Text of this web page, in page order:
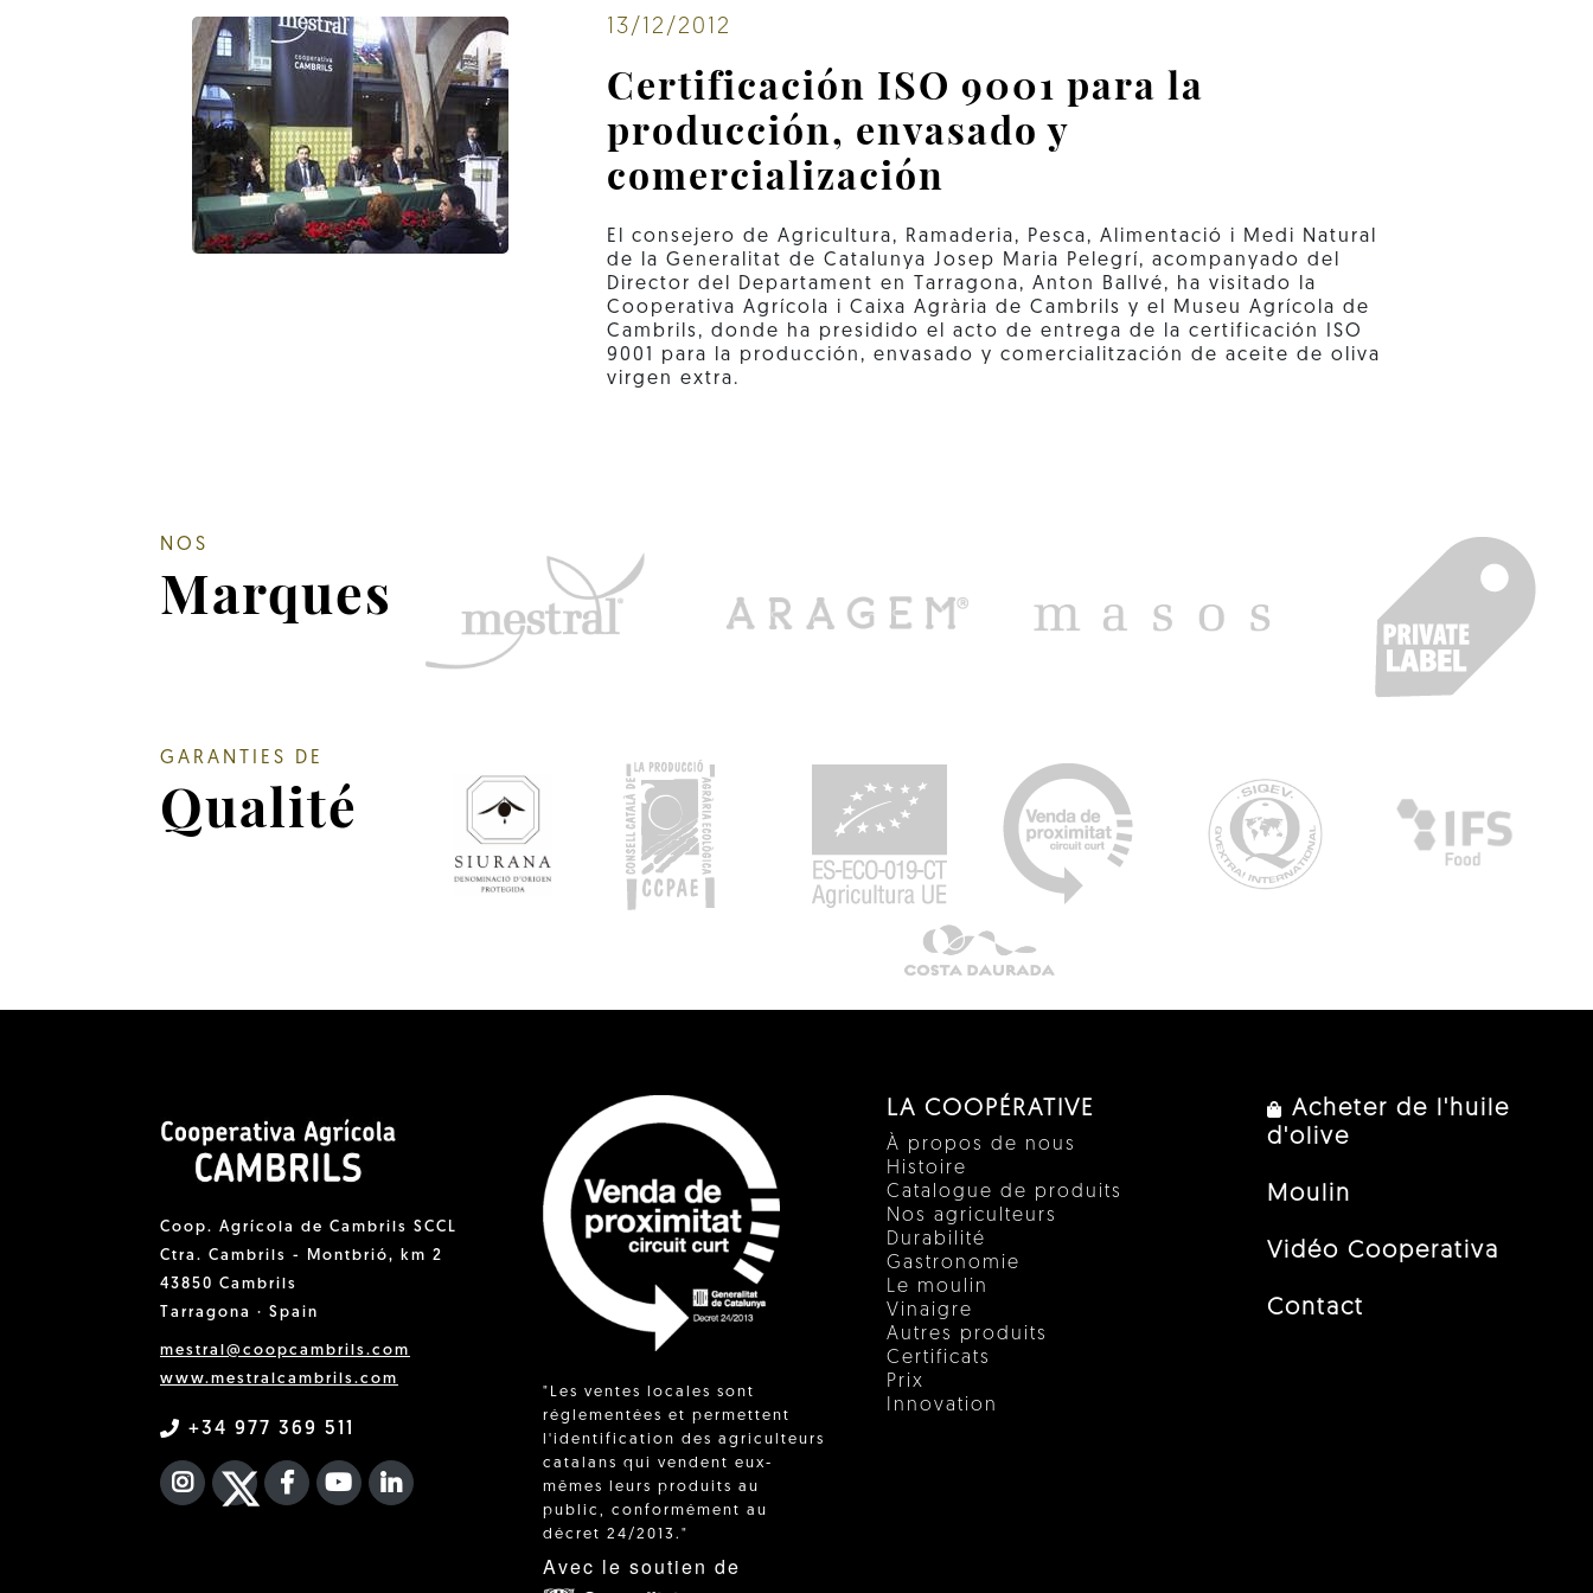
13/12/2012
Certificación ISO 9001 para la
producción, envasado y
comercialización
El consejero de Agricultura, Ramaderia, Pesca, Alimentació i Medi Natural
de la Generalitat de Catalunya Josep Maria Pelegrí, acompanyado del
Director del Departament en Tarragona, Anton Ballvé, ha visitado la
Cooperativa Agrícola i Caixa Agrària de Cambrils y el Museu Agrícola de
Cambrils, donde ha presidido el acto de entrega de la certificación ISO
9001 para la producción, envasado y comercialitzación de aceite de oliva
virgen extra.
NOS
Marques
GARANTIES DE
Qualité
Coop. Agrícola de Cambrils SCCL
Ctra. Cambrils - Montbrió, km 2
43850 Cambrils
Tarragona · Spain
mestral@coopcambrils.com
www.mestralcambrils.com
+34 977 369 511
INSTAGRAM
TWITTER
FACEBOOK F
YOUTUBEFA LINKEDIN IN
"Les ventes locales sont
réglementées et permettent
l'identification des agriculteurs
catalans qui vendent eux-
mêmes leurs produits au
public, conformément au
décret 24/2013."
Avec le soutien de
LA COOPÉRATIVE
À propos de nous
Histoire
Catalogue de produits
Nos agriculteurs
Durabilité
Gastronomie
Le moulin
Vinaigre
Autres produits
Certificats
Prix
Innovation
Acheter de l'huile
d'olive
Moulin
Vidéo Cooperativa
Contact